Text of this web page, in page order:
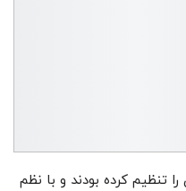
را تنظیم کرده بودند و با نظم